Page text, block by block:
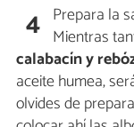
4 Prepara la
Mientras
calabacín y
aceite humea,
olvides de